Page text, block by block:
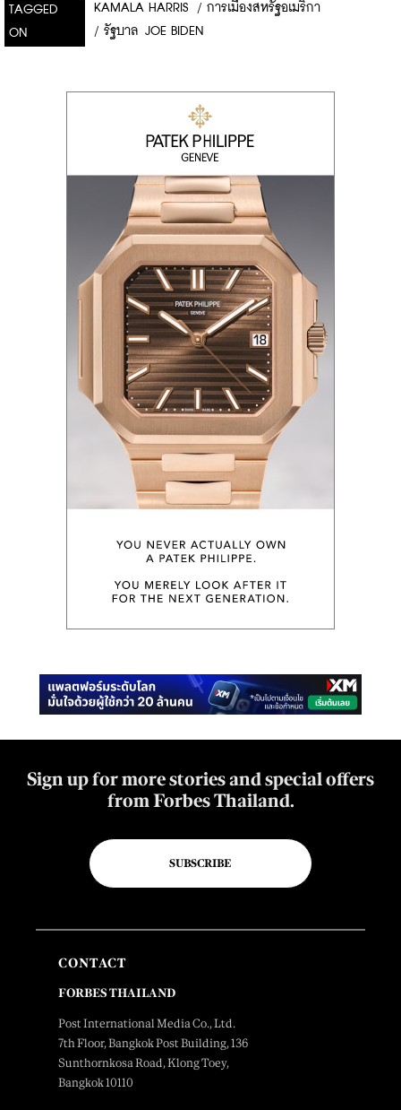
TAGGED
ON
KAMALA HARRIS / การเมืองสหรัฐอเมริกา
/ รัฐบาล JOE BIDEN
Sign up for more stories and special offers
from Forbes Thailand.
SUBSCRIBE
CONTACT
FORBES THAILAND
Post International Media Co., Ltd.
7th Floor, Bangkok Post Building, 136
Sunthornkosa Road, Klong Toey,
Bangkok 10110